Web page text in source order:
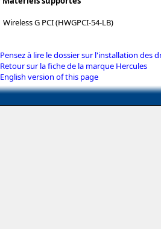
Wireless G PCI (HWGPCI-54-LB)
Pensez à lire le dossier sur l'installation des
Retour sur la fiche de la marque Hercules
English version of this page